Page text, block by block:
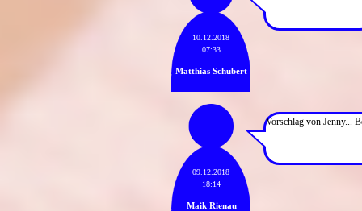
10.12.2018
07:33
Matthias Schubert
09.12.2018
18:14
Maik Rienau
Vorschlag von Jenny...